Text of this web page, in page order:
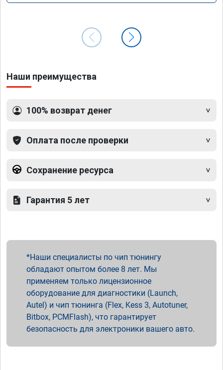
Наши преимущества
100% возврат денег
Оплата после проверки
Сохранение ресурса
Гарантия 5 лет
Наши специалисты по чип тюнингу
обладают опытом более 8 лет. Мы
применяем только лицензионное
оборудование для диагностики (Launch,
Autel) и чип тюнинга (Flex, Kess 3, Autotuner,
Bitbox, PCMFlash), что гарантирует
безопасность для электроники вашего авто.